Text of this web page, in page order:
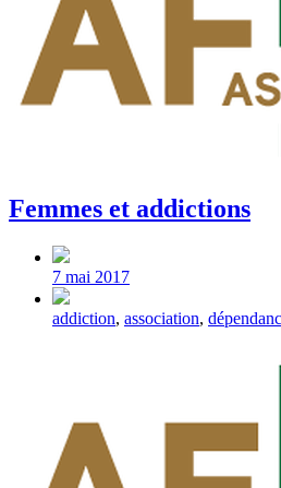
Femmes et addictions
Post
date
7 mai 2017
Tagged
addiction, association,